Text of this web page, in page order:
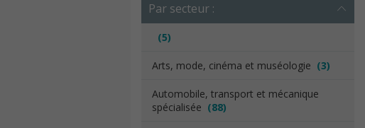
Par secteur :
(5)
Arts, mode, cinéma et muséologie (3)
Automobile, transport et mécanique
spécialisée (88)